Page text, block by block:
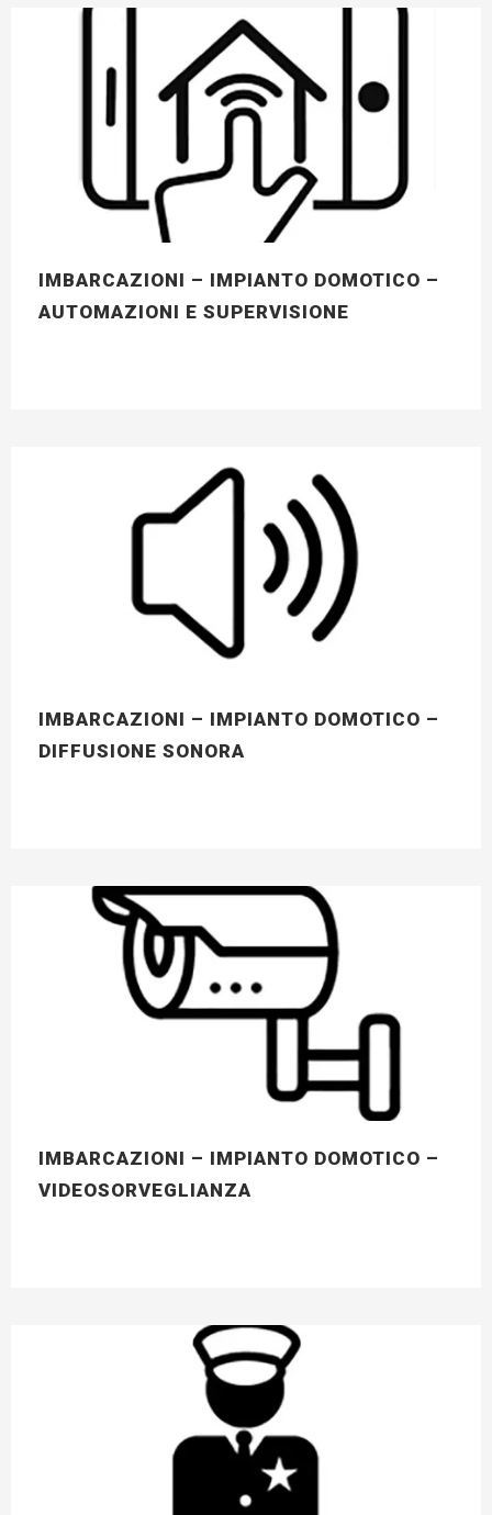
IMBARCAZIONI – IMPIANTO DOMOTICO –
AUTOMAZIONI E SUPERVISIONE
IMBARCAZIONI – IMPIANTO DOMOTICO –
DIFFUSIONE SONORA
IMBARCAZIONI – IMPIANTO DOMOTICO –
VIDEOSORVEGLIANZA